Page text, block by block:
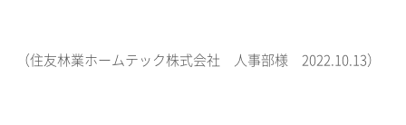
（住友林業ホームテック株式会社 人事部様 2022.10.13）